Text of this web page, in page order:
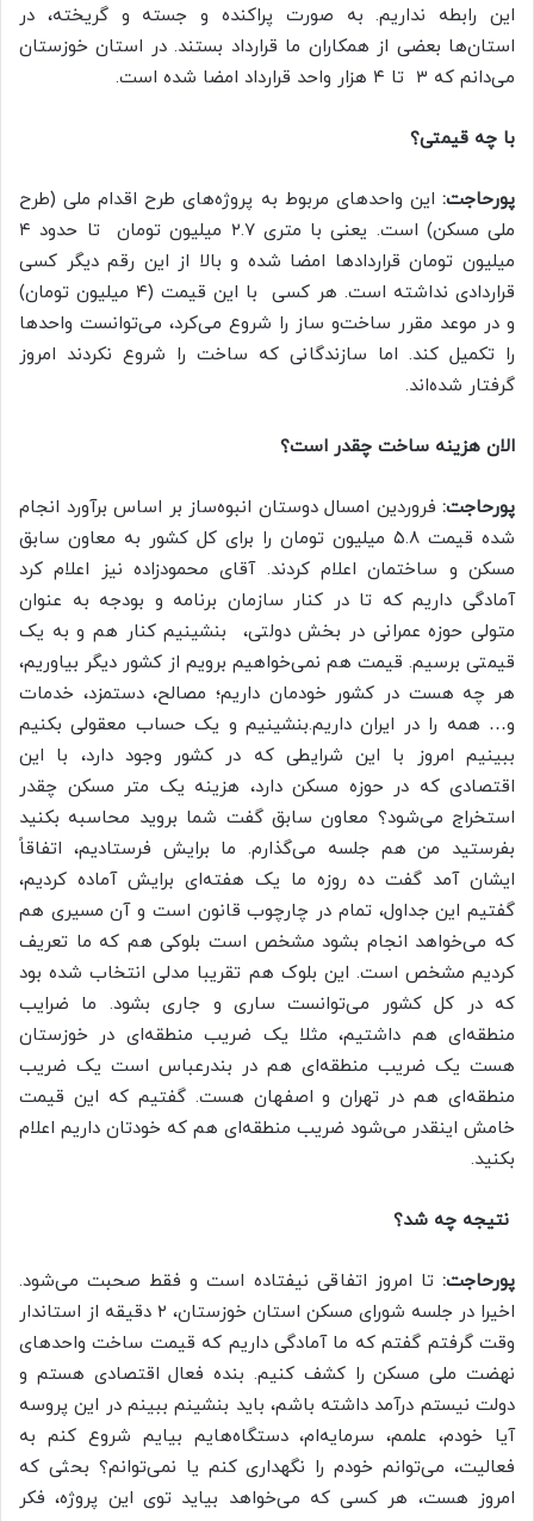
این رابطه نداریم. به صورت پراکنده و جسته و گریخته، در
استان‌ها بعضی از همکاران ما قرارداد بستند. در استان خوزستان
می‌دانم که ۳ تا ۴ هزار واحد قرارداد امضا شده است.
با چه قیمتی؟
پورحاجت: این واحدهای مربوط به پروژه‌های طرح اقدام ملی (طرح
ملی مسکن) است. یعنی با متری ۲.۷ میلیون تومان تا حدود ۴
میلیون تومان قراردادها امضا شده و بالا از این رقم دیگر کسی
قراردادی نداشته است. هر کسی با این قیمت (۴ میلیون تومان)
و در موعد مقرر ساخت‌و ساز را شروع می‌کرد، می‌توانست واحدها
را تکمیل کند. اما سازندگانی که ساخت را شروع نکردند امروز
گرفتار شده‌اند.
الان هزینه ساخت چقدر است؟
پورحاجت: فروردین امسال دوستان انبوه‌ساز بر اساس برآورد انجام
شده قیمت ۵.۸ میلیون تومان را برای کل کشور به معاون سابق
مسکن و ساختمان اعلام کردند. آقای محمودزاده نیز اعلام کرد
آمادگی داریم که تا در کنار سازمان برنامه و بودجه به عنوان
متولی حوزه عمرانی در بخش دولتی، بنشینیم کنار هم و به یک
قیمتی برسیم. قیمت هم نمی‌خواهیم برویم از کشور دیگر بیاوریم،
هر چه هست در کشور خودمان داریم؛ مصالح، دستمزد، خدمات
و… همه را در ایران داریم.بنشینیم و یک حساب معقولی بکنیم
ببینیم امروز با این شرایطی که در کشور وجود دارد، با این
اقتصادی که در حوزه مسکن دارد، هزینه یک متر مسکن چقدر
استخراج می‌شود؟ معاون سابق گفت شما بروید محاسبه بکنید
بفرستید من هم جلسه می‌گذارم. ما برایش فرستادیم، اتفاقاً
ایشان آمد گفت ده روزه ما یک هفته‌ای برایش آماده کردیم،
گفتیم این جداول، تمام در چارچوب قانون است و آن مسیری هم
که می‌خواهد انجام بشود مشخص است بلوکی هم که ما تعریف
کردیم مشخص است. این بلوک هم تقریبا مدلی انتخاب شده بود
که در کل کشور می‌توانست ساری و جاری بشود. ما ضرایب
منطقه‌ای هم داشتیم، مثلا یک ضریب منطقه‌ای در خوزستان
هست یک ضریب منطقه‌ای هم در بندرعباس است یک ضریب
منطقه‌ای هم در تهران و اصفهان هست. گفتیم که این قیمت
خامش اینقدر می‌شود ضریب منطقه‌ای هم که خودتان داریم اعلام
بکنید.
نتیجه چه شد؟
پورحاجت:تا امروز اتفاقی نیفتاده است و فقط صحبت می‌شود.
اخیرا در جلسه شورای مسکن استان خوزستان، ۲ دقیقه از استاندار
وقت گرفتم گفتم که ما آمادگی داریم که قیمت ساخت واحدهای
نهضت ملی مسکن را کشف کنیم. بنده فعال اقتصادی هستم و
دولت نیستم درآمد داشته باشم، باید بنشینم ببینم در این پروسه
آیا خودم، علمم، سرمایه‌ام، دستگاه‌هایم بیایم شروع کنم به
فعالیت، می‌توانم خودم را نگهداری کنم یا نمی‌توانم؟ بحثی که
امروز هست، هر کسی که می‌خواهد بیاید توی این پروژه، فکر